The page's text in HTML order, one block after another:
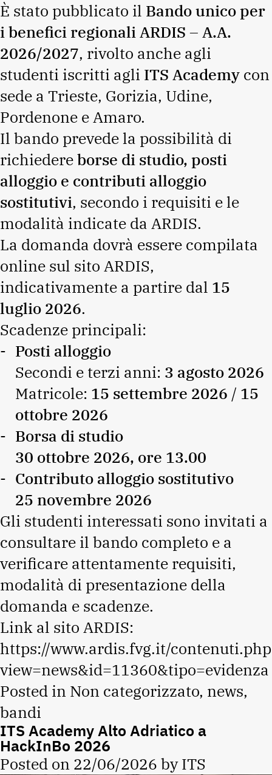
È stato pubblicato il Bando unico per
i benefici regionali ARDIS – A.A.
2026/2027, rivolto anche agli
studenti iscritti agli ITS Academy con
sede a Trieste, Gorizia, Udine,
Pordenone e Amaro.
Il bando prevede la possibilità di
richiedereborse di studio, posti
alloggio e contributi alloggio
sostitutivi, secondo i requisiti e le
modalità indicate da ARDIS.
La domanda dovrà essere compilata
online sul sito ARDIS,
indicativamente a partire dal 15
luglio 2026.
Scadenze principali:
Posti alloggio
Secondi e terzi anni: 3 agosto 2026
Matricole: 15 settembre 2026 / 15
ottobre 2026
Borsa di studio
30 ottobre 2026, ore 13.00
Contributo alloggio sostitutivo
25 novembre 2026
Gli studenti interessati sono invitati a
consultare il bando completo e a
verificare attentamente requisiti,
modalità di presentazione della
domanda e scadenze.
Link al sito ARDIS:
https://www.ardis.fvg.it/
view=news&id=11360&tipo=evidenza
Posted in Non categorizzato, news,
bandi
ITS Academy Alto Adriatico a
HackInBo 2026
Posted on 22/06/2026 byITS